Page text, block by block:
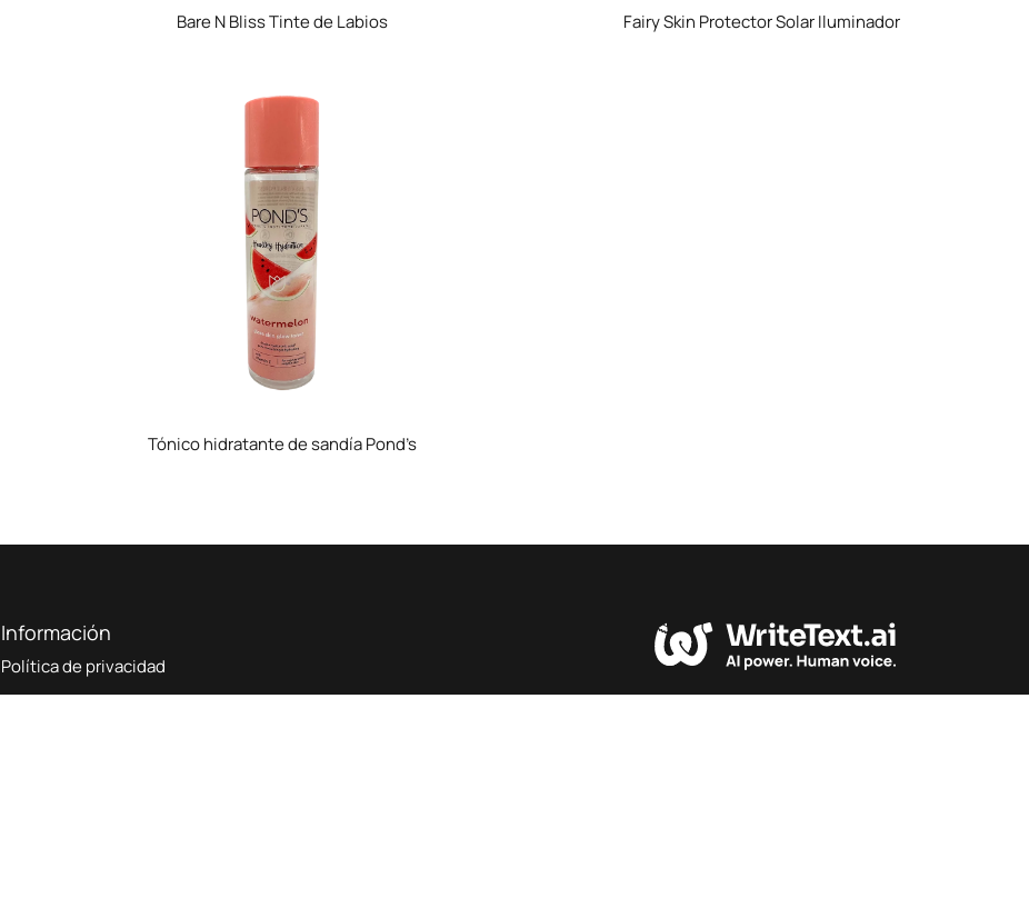
Bare N Bliss Tinte de Labios Fairy Skin Protector Solar Iluminador
Tónico hidratante de sandía Pond’s
Información
Política de privacidad
Términos y condiciones